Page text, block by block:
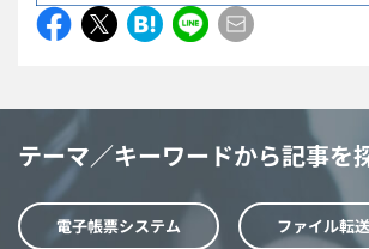
テーマ／キーワードから記事を
電子帳票システム ファイル転